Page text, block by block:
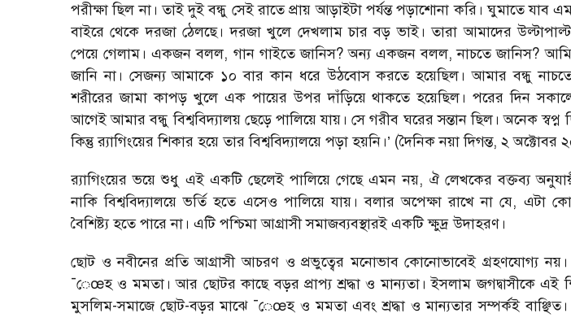
পরীক্ষা ছিল না। তাই দুই বন্ধু সেই রাতে প্রায় আড়াইটা পর্যন্ত পড়াশোনা করি। ঘুমাতে
বাইরে থেকে দরজা ঠেলছে। দরজা খুলে দেখলাম চার বড় ভাই। তারা আমাদের
পেয়ে গেলাম। একজন বলল, গান গাইতে জানিস? অন্য একজন বলল, নাচতে জানিস? আমি
জানি না। সেজন্য আমাকে ১০ বার কান ধরে উঠবোস করতে হয়েছিল। আমার বন্ধু
শরীরের জামা কাপড় খুলে এক পায়ের উপর দাঁড়িয়ে থাকতে হয়েছিল। পরের দিন
আগেই আমার বন্ধু বিশ্ববিদ্যালয় ছেড়ে পালিয়ে যায়। সে গরীব ঘরের সন্তান ছিল। অনেক স্বপ্ন
কিন্তু র‌্যাগিংয়ের শিকার হয়ে তার বিশ্ববিদ্যালয়ে পড়া হয়নি।’ (দৈনিক নয়া দিগন্ত, ২ অক্টোবর
র‌্যাগিংয়ের ভয়ে শুধু এই একটি ছেলেই পালিয়ে গেছে এমন নয়, ঐ লেখকের বক্তব্য
নাকি বিশ্ববিদ্যালয়ে ভর্তি হতে এসেও পালিয়ে যায়। বলার অপেক্ষা রাখে না যে, এটা
বৈশিষ্ট্য হতে পারে না। এটি পশ্চিমা আগ্রাসী সমাজব্যবস্থারই একটি ক্ষুদ্র উদাহরণ।
ছোট ও নবীনের প্রতি আগ্রাসী আচরণ ও প্রভুত্বের মনোভাব কোনোভাবেই গ্রহণযোগ্য
¯েœহ ও মমতা। আর ছোটর কাছে বড়র প্রাপ্য শ্রদ্ধা ও মান্যতা। ইসলাম জগদ্বাসীকে এই
মুসলিম-সমাজে ছোট-বড়র মাঝে ¯েœহ ও মমতা এবং শ্রদ্ধা ও মান্যতার সম্পর্কই বাঞ্ছিত।